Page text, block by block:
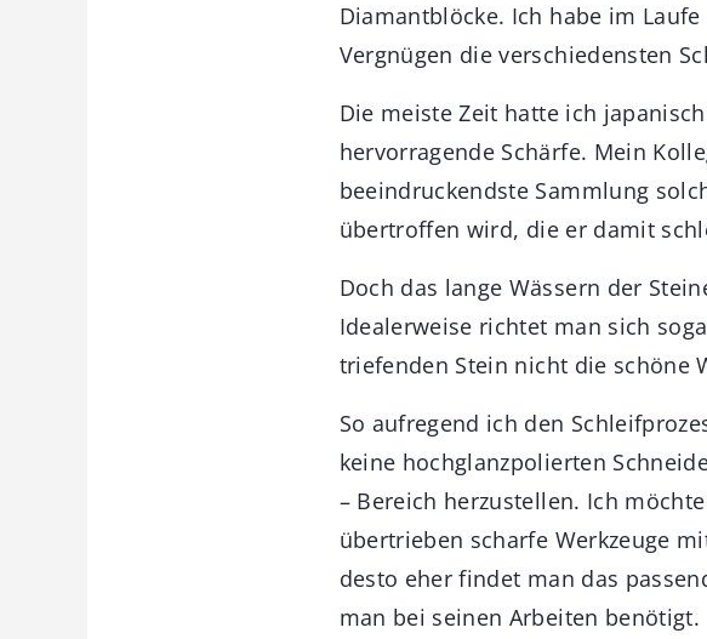
Diamantblöcke. Ich habe im
Vergnügen die verschiedensten
Die meiste Zeit hatte ich
hervorragende Schärfe. Mein
beeindruckendste Sammlung
übertroffen wird, die er damit
Doch das lange Wässern der
Idealerweise richtet man sich
triefenden Stein nicht die schöne
So aufregend ich den
keine hochglanzpolierten
– Bereich herzustellen. Ich
übertrieben scharfe Werkzeuge
desto eher findet man das
man bei seinen Arbeiten benötigt.